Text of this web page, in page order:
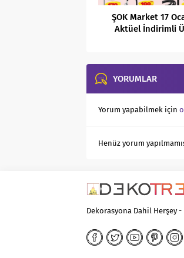
ŞOK Market 17
Aktüel İndirimli
YORUMLAR
Yorum yapabilmek için
Henüz yorum
Dekorasyona Dahil Herşey